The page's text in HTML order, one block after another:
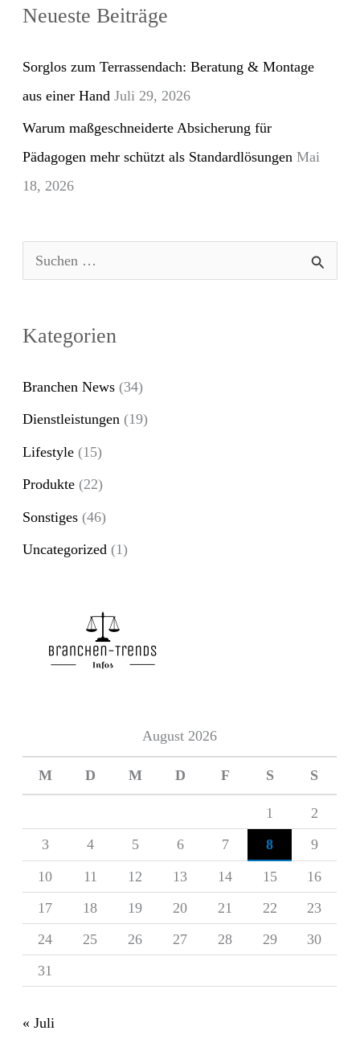
Neueste Beiträge
Sorglos zum Terrassendach: Beratung & Montage
aus einer Hand Juli 29, 2026
Warum maßgeschneiderte Absicherung für
Pädagogen mehr schützt als Standardlösungen Mai
18, 2026
e
n
h
:
Kategorien
Branchen News (34)
Dienstleistungen (19)
Lifestyle (15)
Produkte (22)
Sonstiges (46)
Uncategorized (1)
August 2026
M D M D F S S
1
2
3
4 5 6 7 8
9
10
11 12 13 14 15
16
17
18 19 20 21 22
23
24
25 26 27 28 29
30
31
« Juli